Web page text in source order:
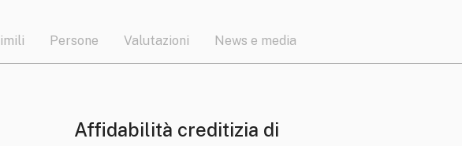
Persone Valutazioni News e media
Affidabilità creditizia di